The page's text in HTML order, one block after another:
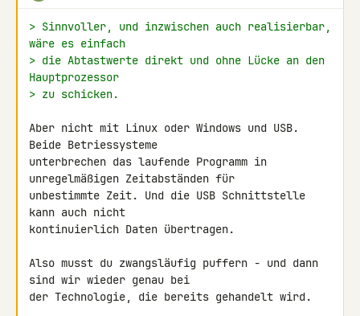
> Sinnvoller, und inzwischen auch realisierbar,
wäre es einfach
> die Abtastwerte direkt und ohne Lücke an den
Hauptprozessor
> zu schicken.
Aber nicht mit Linux oder Windows und USB.
Beide Betriessysteme
unterbrechen das laufende Programm in
unregelmäßigen Zeitabständen für
unbestimmte Zeit. Und die USB Schnittstelle
kann auch nicht
kontinuierlich Daten übertragen.
Also musst du zwangsläufig puffern - und dann
sind wir wieder genau bei
der Technologie, die bereits gehandelt wird.